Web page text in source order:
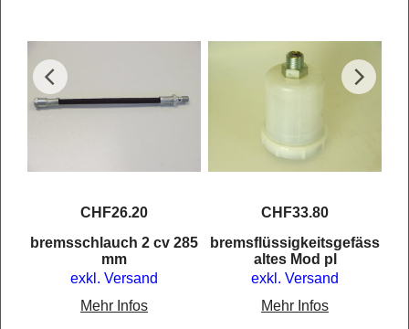
CHF26.20
bremsschlauch 2 cv 285
mm
exkl. Versand
Mehr Infos
CHF33.80
bremsflüssigkeitsgefäss
altes Mod pl
exkl. Versand
Mehr Infos